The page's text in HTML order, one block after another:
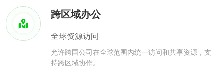
跨区域办公
全球资源访问
允许跨国公司在全球范围内统一访问和共享资源，支
持跨区域协作。